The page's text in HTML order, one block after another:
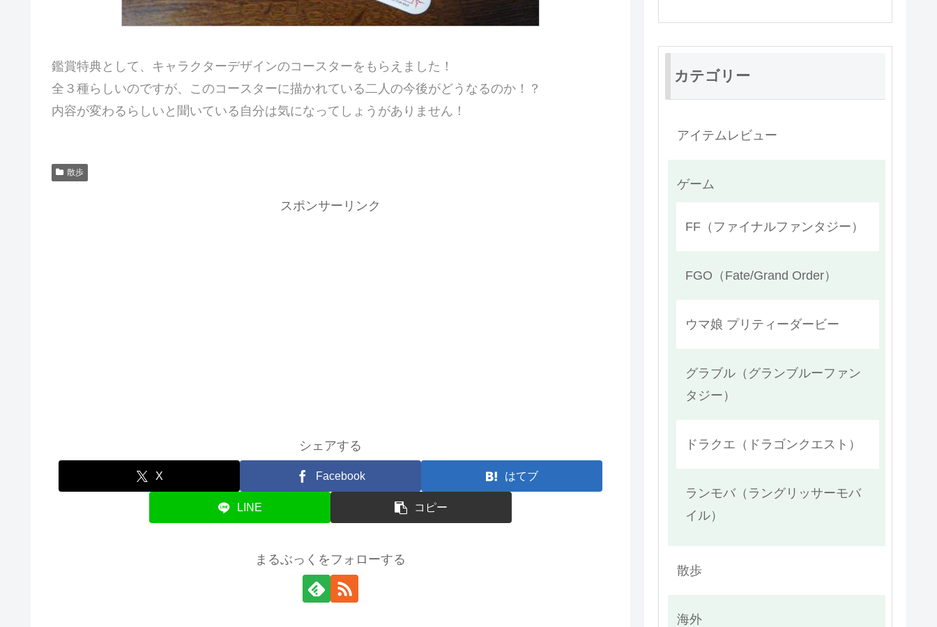
鑑賞特典として、キャラクターデザインのコースターをもらえました！
全３種らしいのですが、このコースターに描かれている二人の今後がどうなるのか！？
内容が変わるらしいと聞いている自分は気になってしょうがありません！
散歩
スポンサーリンク
シェアする
X Facebook はてブ
LINE コピー
まるぶっくをフォローする
カテゴリー
アイテムレビュー
ゲーム
FF（ファイナルファンタジー）
FGO（Fate/Grand Order）
ウマ娘 プリティーダービー
グラブル（グランブルーファン
タジー）
ドラクエ（ドラゴンクエスト）
ランモバ（ラングリッサーモバ
イル）
散歩
海外